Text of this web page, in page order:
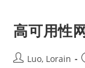
高可用性
Luo, Lorain